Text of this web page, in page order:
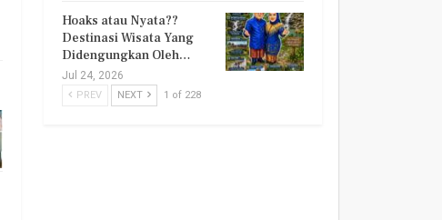
Hoaks atau Nyata??
Destinasi Wisata Yang
Didengungkan Oleh…
Jul 24, 2026
PREV NEXT 1 of 228